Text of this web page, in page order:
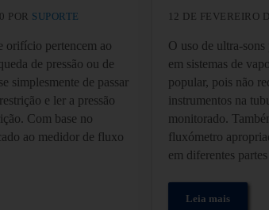
POR SUPORTE
orifício pertencem ao
de pressão ou de
simplesmente de passar
e ler a pressão
Com base no
ao medidor de fluxo
de orifício e suas aplicações
12 DE FEVEREIRO
O uso de ultra-
em sistemas de
popular, pois não
instrumentos na
monitorado.
fluxómetro
em diferentes
Leia maisUtilização de